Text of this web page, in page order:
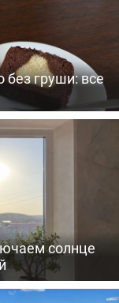
без груши: все
солнце